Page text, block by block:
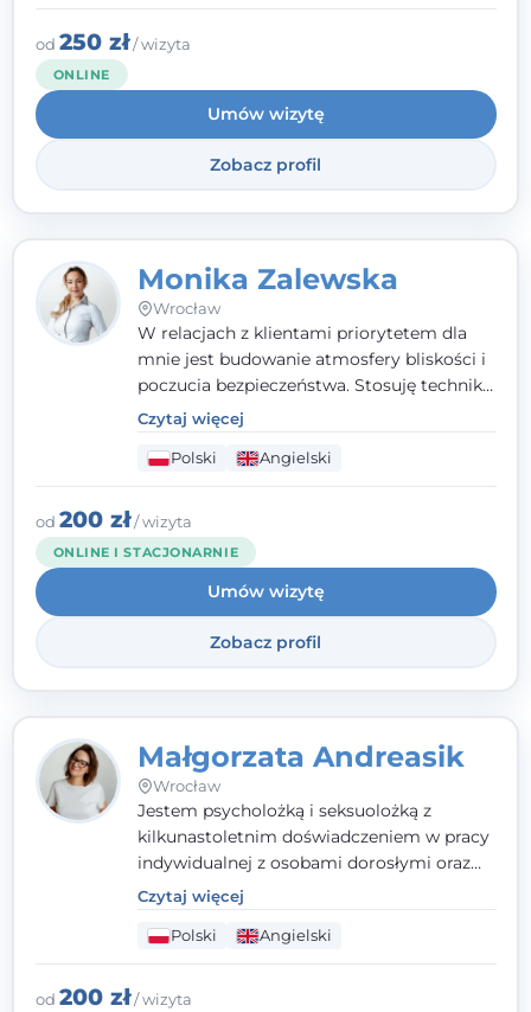
TowarzystwaTerapii Systemowejoraz
należę do Polskiego Towarzystwa
pierwszym miejscu stawiam budowanie
atmosfery bezpieczeństwa i zrozumienia w
relacjach z Klientami. Istotna dla nie jest
również koncentracja na dostępnych
zasobach.
od 250 zł/ wizyta
ONLINE
Umów wizytę
Zobacz profil
Monika Zalewska
Wrocław
W relacjach z klientami priorytetem dla
mnie jest budowanie atmosfery bliskości i
poczucia bezpieczeństwa. Stosuję techniki
poznawczo-behawioralne oraz metody,
które koncentrują się na rozwiązaniach
(TSR). Te polegają na osiąganiu
zamierzonych celów (doprowadzeniu do
rozwiązania trudnych sytuacji) poprzez
identyfikowanie i wzmacnianie zasobów
oraz mocnych stron klienta. W swojej
pracy korzystam także z metod dialogu
motywacyjnego itreningu uważności.
Czytaj więcej
Polski Angielski
od 200 zł/ wizyta
ONLINE I STACJONARNIE
Umów wizytę
Zobacz profil
Małgorzata Andreasik
Wrocław
Jestem psycholożką i seksuolożką z
kilkunastoletnim doświadczeniem w pracy
indywidualnej z osobami dorosłymi oraz
parami. Specjalizuję się w obszarze zdrowia
seksualnego, żałoby, kryzysów życiowych i
wypalenia zawodowego. Pracuję w języku
polskim i angielskim, w podejściu
humanistycznym, opartym na
Czytaj więcej
Polski Angielski
od 200 zł/ wizyta